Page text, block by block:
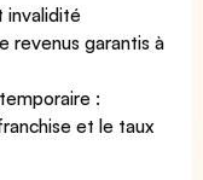
invalidité
revenus garantis à
:
et le taux